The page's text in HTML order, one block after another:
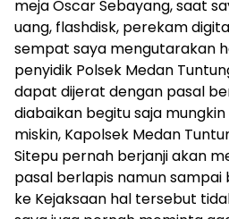
meja Oscar Sebayang, saat
uang, flashdisk, perekam
sempat saya mengutarakan
penyidik Polsek Medan
dapat dijerat dengan pasal
diabaikan begitu saja
miskin, Kapolsek Medan
Sitepu pernah berjanji akan
pasal berlapis namun sampai
ke Kejaksaan hal tersebut